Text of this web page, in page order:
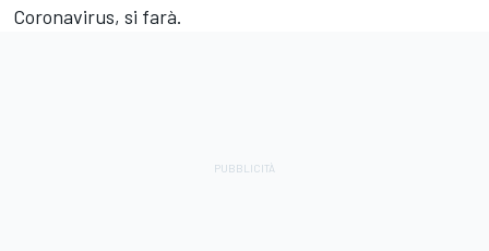
Coronavirus, si farà.